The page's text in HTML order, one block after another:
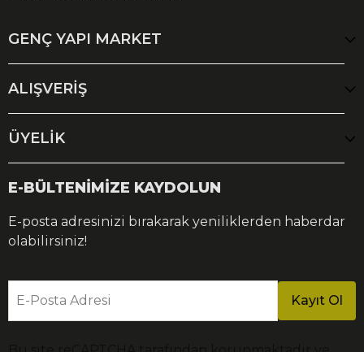
GENÇ YAPI MARKET
ALIŞVERİŞ
ÜYELİK
E-BÜLTENİMİZE KAYDOLUN
E-posta adresinizi bırakarak yeniliklerden haberdar
olabilirsiniz!
E-Posta Adresi Kayıt Ol